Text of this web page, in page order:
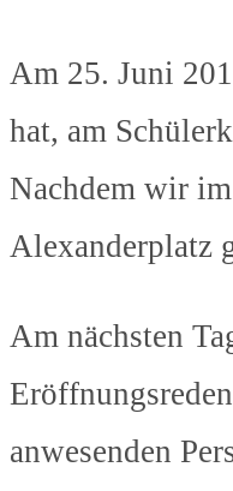
Am 25. Juni
hat, am
Nachdem wir
Alexanderplatz
Am nächsten
anwesenden